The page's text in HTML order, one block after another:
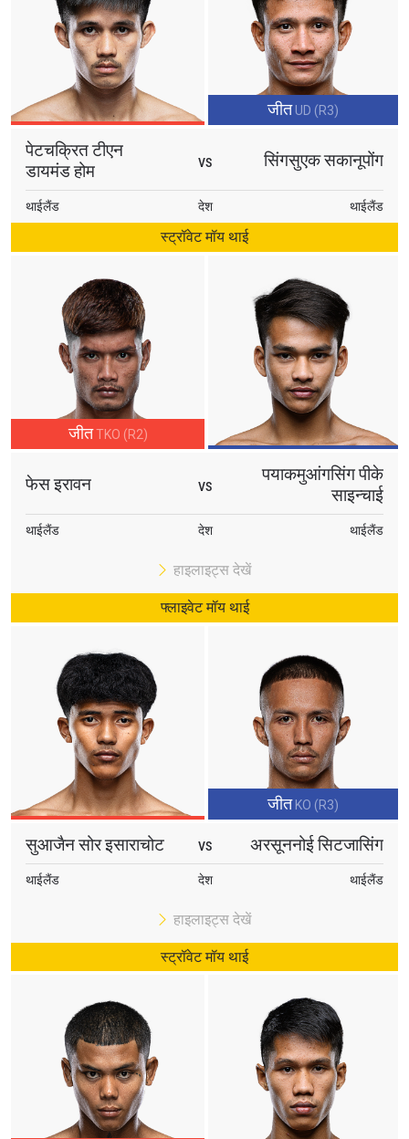
जीत UD (R3)
पेटचक्रित टीएन
डायमंड होम
VS सिंगसुएक सकानूपोंग
थाईलैंड देश थाईलैंड
स्ट्रॉवेट मॉय थाई
जीत TKO (R2)
फेस इरावन VS
पयाकमुआंगसिंग पीके
साइन्चाई
थाईलैंड देश थाईलैंड
हाइलाइट्स देखें
फ्लाइवेट मॉय थाई
जीत KO (R3)
सुआजैन सोर इसाराचोट VS अरसूननोई सिटजासिंग
थाईलैंड देश थाईलैंड
हाइलाइट्स देखें
स्ट्रॉवेट मॉय थाई
STAY IN THE KNOW
Take ONE Championship wherever you go! Sign up now
to gain access to latest news, unlock special offers
and get first access to the best seats to our live